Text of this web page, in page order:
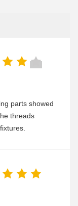
parts showed
threads